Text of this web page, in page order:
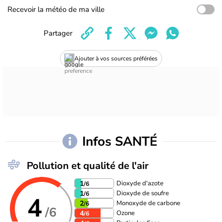
Recevoir la météo de ma ville
Ajouter à vos sources préférées
Partager
Infos SANTÉ
Pollution et qualité de l'air
4/6
1/6 Dioxyde d'azote
1/6 Dioxyde de soufre
2/6 Monoxyde de carbone
4/6 Ozone